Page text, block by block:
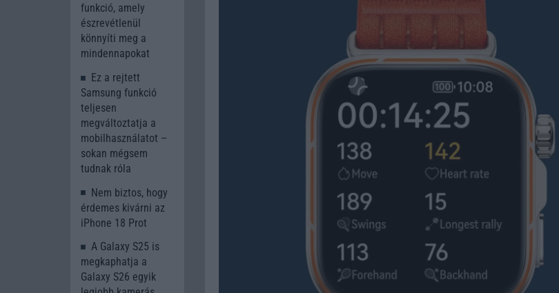
funkció, amely
észrevétlenül
könnyíti meg a
mindennapokat
Ez a rejtett
Samsung funkció
teljesen
megváltoztatja a
mobilhasználatot –
sokan mégsem
tudnak róla
Nem biztos, hogy
érdemes kivárni az
iPhone 18 Prot
A Galaxy S25 is
megkaphatja a
Galaxy S26 egyik